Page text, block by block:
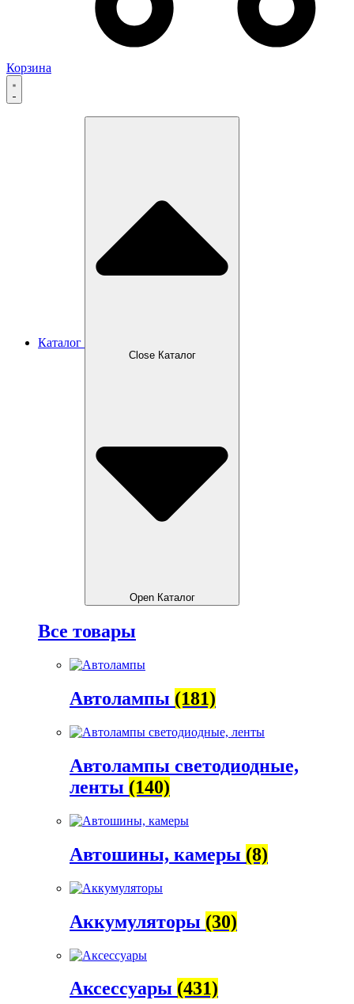
Корзина
Каталог
Close Каталог
Open Каталог
Все товары
Автолампы (181)
Автолампы светодиодные,
ленты (140)
Автошины, камеры (8)
Аккумуляторы (30)
Аксессуары (431)